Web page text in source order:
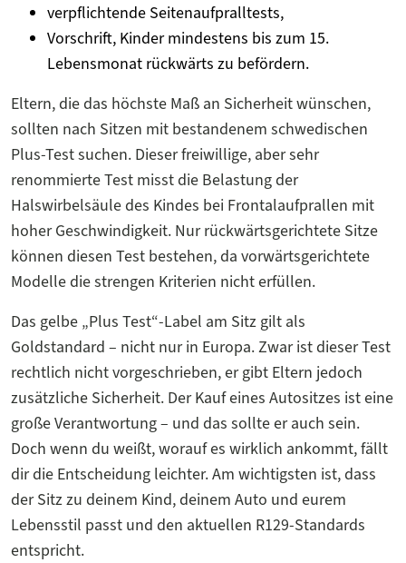
verpflichtende Seitenaufpralltests,
Vorschrift, Kinder mindestens bis zum 15.
Lebensmonat rückwärts zu befördern.
Eltern, die das höchste Maß an Sicherheit wünschen,
sollten nach Sitzen mit bestandenem schwedischen
Plus-Test suchen. Dieser freiwillige, aber sehr
renommierte Test misst die Belastung der
Halswirbelsäule des Kindes bei Frontalaufprallen mit
hoher Geschwindigkeit. Nur rückwärtsgerichtete Sitze
können diesen Test bestehen, da vorwärtsgerichtete
Modelle die strengen Kriterien nicht erfüllen.
Das gelbe „Plus Test“-Label am Sitz gilt als
Goldstandard – nicht nur in Europa. Zwar ist dieser Test
rechtlich nicht vorgeschrieben, er gibt Eltern jedoch
zusätzliche Sicherheit. Der Kauf eines Autositzes ist eine
große Verantwortung – und das sollte er auch sein.
Doch wenn du weißt, worauf es wirklich ankommt, fällt
dir die Entscheidung leichter. Am wichtigsten ist, dass
der Sitz zu deinem Kind, deinem Auto und eurem
Lebensstil passt und den aktuellen R129-Standards
entspricht.